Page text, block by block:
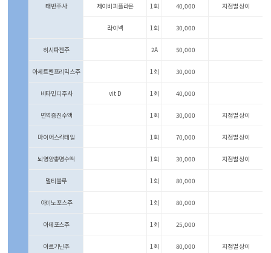
태반주사 제이비피플라몬 1회 40,000 지점별 상이
라이넥 1회 30,000
히시파겐주 2A 50,000
아세트펜프리믹스주 1회 30,000
비타민디주사 vit D 1회 40,000
면역증진수액 1회 30,000 지점별 상이
마이어스칵테일 1회 70,000 지점별 상이
뇌영양총명수액 1회 30,000 지점별 상이
멀티블루 1회 80,000
아미노포스주 1회 80,000
아데포스주 1회 25,000
아르기닌주 1회 80,000 지점별 상이